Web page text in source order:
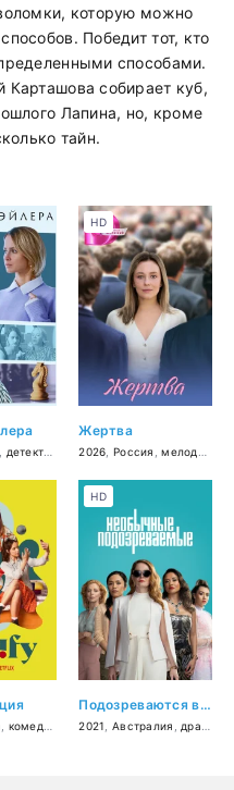
которую можно
Победит тот, кто
способами.
собирает куб,
Лапина, но, кроме
тайн.
детектив
Жертва
2026 Россия ,мелодрама
HD
комедия мелодрама
Подозреваются все
2021 Австралия драма
HD